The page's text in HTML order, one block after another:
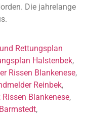
Die jahrelange
Rettungsplan
Halstenbek,
Rissen Blankenese,
Reinbek,
Blankenese,
,